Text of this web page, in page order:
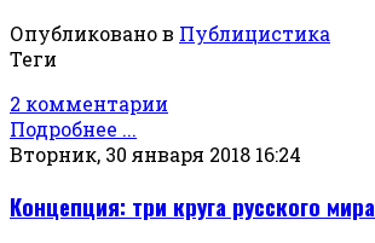
Опубликовано в Публицистика
Теги
2 комментарии
Подробнее ...
Вторник, 30 января 2018 16:24
Концепция: три круга русского мира